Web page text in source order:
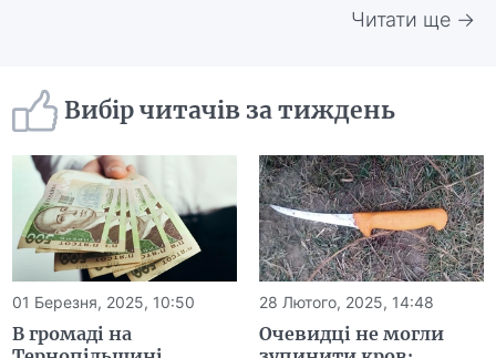
Читати ще →
Вибір читачів за тиждень
01 Березня, 2025, 10:50
В громаді на
28 Лютого, 2025, 14:48
Очевидці не могли